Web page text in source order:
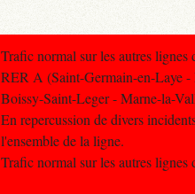
Trafic normal sur les autres lignes
RER A (Saint-Germain-en-Laye
Boissy-Saint-Leger - Marne-la-
En repercussion de divers
l'ensemble de la ligne.
Trafic normal sur les autres lignes